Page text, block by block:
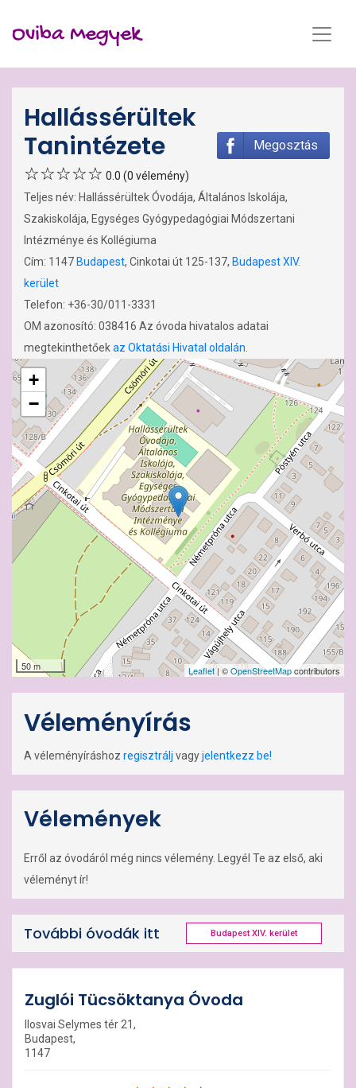
Oviba Megyek
Hallássérültek
Tanintézete
Megosztás
0.0 (0 vélemény)
Teljes név: Hallássérültek Óvodája, Általános Iskolája,
Szakiskolája, Egységes Gyógypedagógiai Módszertani
Intézménye és Kollégiuma
Cím: 1147 Budapest, Cinkotai út 125-137, Budapest XIV.
kerület
Telefon: +36-30/011-3331
OM azonosító: 038416 Az óvoda hivatalos adatai
megtekinthetőekaz Oktatási Hivatal oldalán
+
−
50 m Leaflet| ©OpenStreetMapcontributors
Véleményírás
A véleményíráshoz regisztrálj vagyjelentkezz be!
Vélemények
Erről az óvodáról még nincs vélemény. Legyél Te az első, aki
véleményt ír!
További óvodák itt Budapest XIV. kerület
Zuglói Tücsöktanya Óvoda
Ilosvai Selymes tér 21,
Budapest,
1147